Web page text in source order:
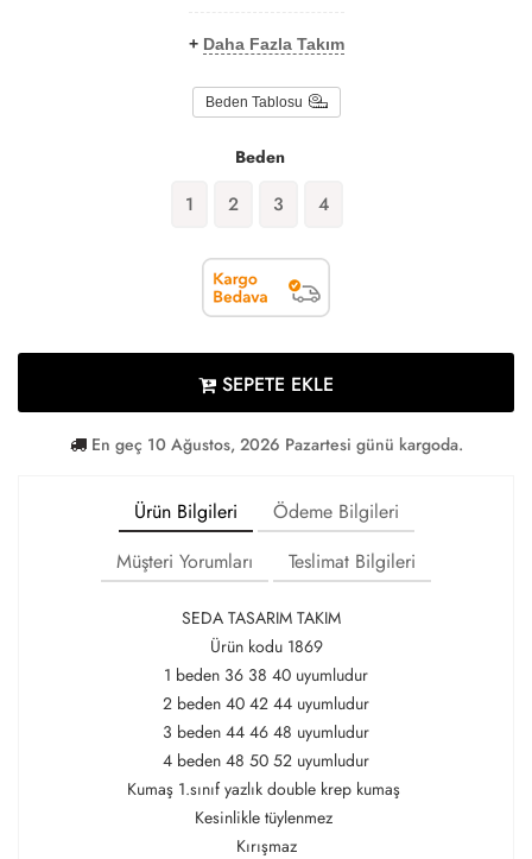
+ Daha Fazla Takım
Beden Tablosu
Beden
1 2 3 4
SEPETE EKLE
En geç 10 Ağustos, 2026 Pazartesi günü kargoda.
Ürün Bilgileri
Ödeme Bilgileri
Müşteri Yorumları
Teslimat Bilgileri
SEDA TASARIM TAKIM
Ürün kodu 1869
1 beden 36 38 40 uyumludur
2 beden 40 42 44 uyumludur
3 beden 44 46 48 uyumludur
4 beden 48 50 52 uyumludur
Kumaş 1.sınıf yazlık double krep kumaş
Kesinlikle tüylenmez
Kırışmaz